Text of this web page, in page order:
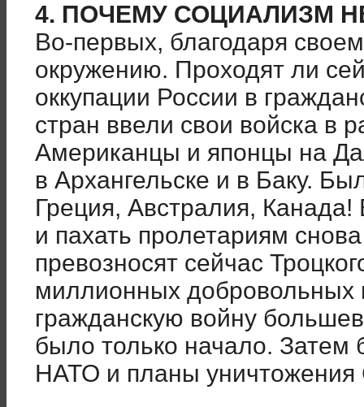
4. ПОЧЕМУ СОЦИАЛИЗМ
Во-первых, благодаря
окружению. Проходят ли
оккупации России в
стран ввели свои войска в
Американцы и японцы на
в Архангельске и в Баку.
Греция, Австралия, Канада!
и пахать пролетариям
превозносят сейчас
миллионных добровольных
гражданскую войну
было только начало.
НАТО и планы